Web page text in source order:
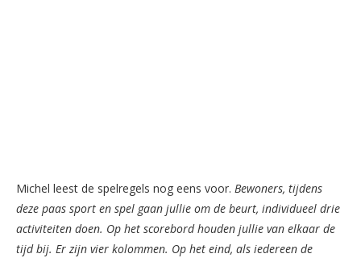
Michel leest de spelregels nog eens voor. Bewoners, tijdens
deze paas sport en spel gaan jullie om de beurt, individueel drie
activiteiten doen. Op het scorebord houden jullie van elkaar de
tijd bij. Er zijn vier kolommen. Op het eind, als iedereen de